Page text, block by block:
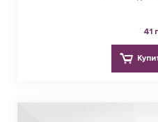
41